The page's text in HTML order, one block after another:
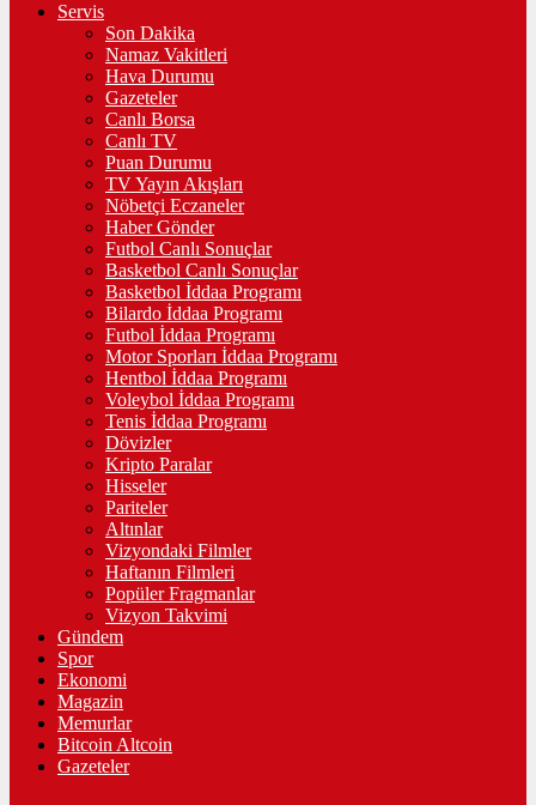
Servis
Son Dakika
Namaz Vakitleri
Hava Durumu
Gazeteler
Canlı Borsa
Canlı TV
Puan Durumu
TV Yayın Akışları
Nöbetçi Eczaneler
Haber Gönder
Futbol Canlı Sonuçlar
Basketbol Canlı Sonuçlar
Basketbol İddaa Programı
Bilardo İddaa Programı
Futbol İddaa Programı
Motor Sporları İddaa Programı
Hentbol İddaa Programı
Voleybol İddaa Programı
Tenis İddaa Programı
Dövizler
Kripto Paralar
Hisseler
Pariteler
Altınlar
Vizyondaki Filmler
Haftanın Filmleri
Popüler Fragmanlar
Vizyon Takvimi
Gündem
Spor
Ekonomi
Magazin
Memurlar
Bitcoin Altcoin
Gazeteler